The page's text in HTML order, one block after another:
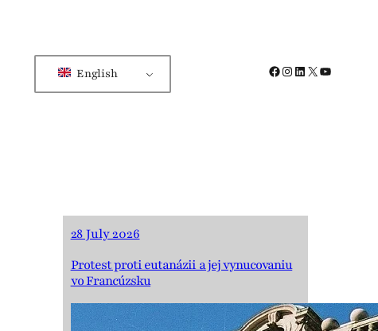
English Facebook
Instagram
LinkedIn
X YouTube
28 July 2026
Protest proti eutanázii a jej vynucovaniu
vo Francúzsku